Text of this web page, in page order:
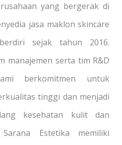
yang bergerak di
jasa maklon skincare
sejak tahun 2016.
manajemen serta tim R&D
berkomitmen untuk
tinggi dan menjadi
kesehatan kulit dan
Estetika memiliki